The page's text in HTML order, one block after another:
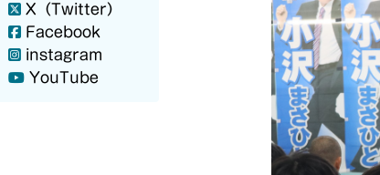
X（Twitter）
Facebook
instagram
YouTube